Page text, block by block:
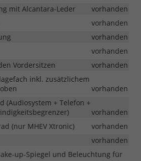
mit Alcantara-Leder
vorhanden
vorhanden
vorhanden
vorhanden
Vordersitzen
vorhanden
inkl. zusätzlichem
vorhanden
(Audiosystem + Telefon +
vorhanden
(nur MHEV Xtronic)
vorhanden
vorhanden
up-Spiegel und Beleuchtung für